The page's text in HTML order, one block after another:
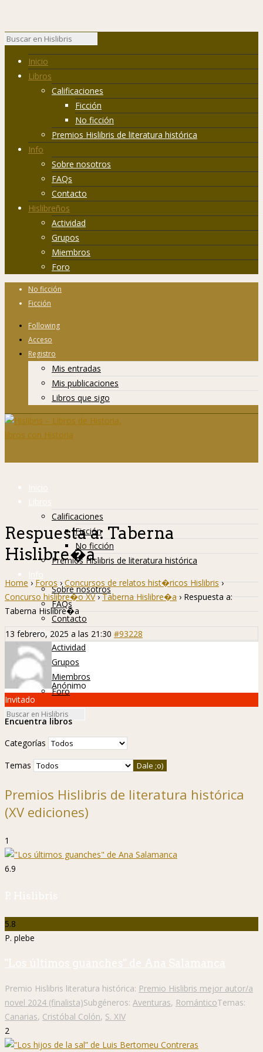
Inicio
Libros
Calificaciones
Ficción
No ficción
Premios Hislibris de literatura histórica
Info
Sobre nosotros
FAQs
Contacto
Hislibreños
Actividad
Grupos
Miembros
Foro
No ficción
Ficción
Following
Acceso
Registro
Mis entradas
Mis publicaciones
Libros que sigo
Inicio
Libros
Calificaciones
Ficción
No ficción
Premios Hislibris de literatura histórica
Info
Sobre nosotros
FAQs
Contacto
Hislibreños
Actividad
Grupos
Miembros
Foro
Respuesta a: Taberna
Hislibre�a
Home › Foros › Concursos de relatos hist�ricos Hislibris ›
Concurso hislibre�o XV › Taberna Hislibre�a › Respuesta a:
Taberna Hislibre�a
13 febrero, 2025 a las 21:30 #93228
Anónimo
Invitado
Encuentra libros
Categorías
Temas
Premios Hislibris de literatura histórica
(XV ediciones)
1
6.9
P. Hislibris
5.8
P. plebe
"Los últimos guanches" de Ana Salamanca
Premio Hislibris literatura histórica: Premio Hislibris mejor autor/a
novel 2024 (finalista)Subgéneros: Aventuras, RománticoTemas:
Canarias, Cristóbal Colón, S. XIV
2